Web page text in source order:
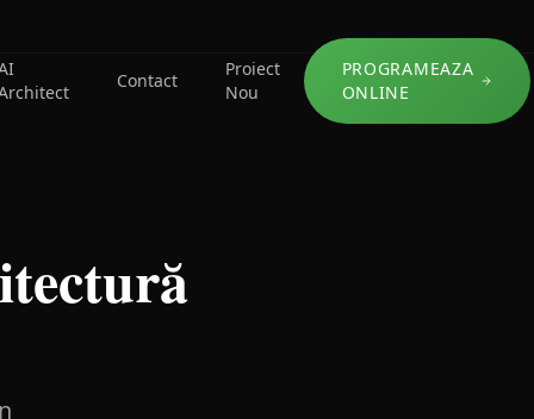
Contact
Proiect
Nou
PROGRAMEAZA
ONLINE